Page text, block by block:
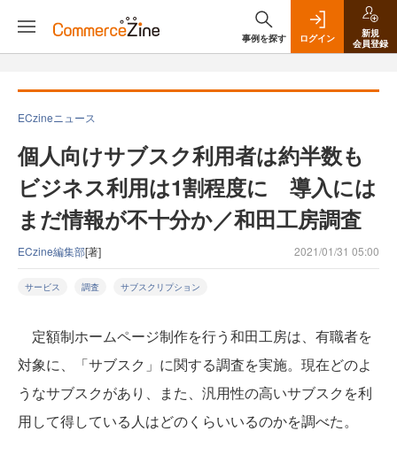
事例を探す ログイン
新規
会員登録
ECzineニュース
個人向けサブスク利用者は約半数も
ビジネス利用は1割程度に 導入には
まだ情報が不十分か／和田工房調査
ECzine編集部[著] 2021/01/31 05:00
サービス 調査 サブスクリプション
定額制ホームページ制作を行う和田工房は、有職者を
対象に、「サブスク」に関する調査を実施。現在どのよ
うなサブスクがあり、また、汎用性の高いサブスクを利
用して得している人はどのくらいいるのかを調べた。